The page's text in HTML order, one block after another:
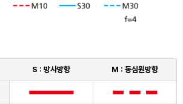
S : 방사방향 M : 동심원방향